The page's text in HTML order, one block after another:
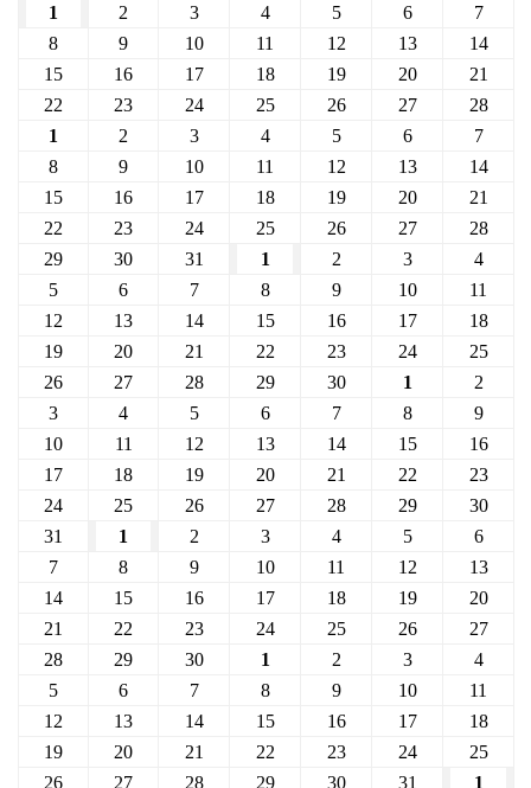
1
2 3 4 5 6
7
8
9 10 11 12 13
14
15
16 17 18 19 20
21
22
23 24 25 26 27
28
1
2 3 4 5 6
7
8
9 10 11 12 13
14
15
16 17 18 19 20
21
22
23 24 25 26 27
28
29
30 31 1 2 3
4
5
6 7 8 9 10
11
12
13 14 15 16 17
18
19
20 21 22 23 24
25
26
27 28 29 30 1
2
3
4 5 6 7 8
9
10
11 12 13 14 15
16
17
18 19 20 21 22
23
24
25 26 27 28 29
30
31
1 2 3 4 5
6
7
8 9 10 11 12
13
14
15 16 17 18 19
20
21
22 23 24 25 26
27
28
29 30 1 2 3
4
5
6 7 8 9 10
11
12
13 14 15 16 17
18
19
20 21 22 23 24
25
26
27 28 29 30 31 1